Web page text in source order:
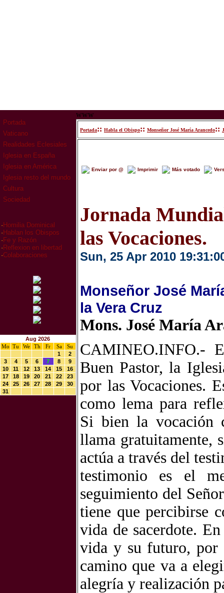
Portada
Vaticano
Realidades Eclesiales
Iglesia en España
Iglesia en América
Iglesia resto del mundo
Cultura
Sociedad
· Homilia Dominical
· Hablan los Obispos
· Fe y Razón
· Reflexion en libertad
·Colaboraciones
Aug 2026
Mo
Tu We Th Fr Sa
Su
1
2
3
4 5 6 7 8
9
10
11 12 13 14 15
16
17
18 19 20 21 22
23
24
25 26 27 28 29
30
31
www
Portada:: Habla el Obispo:: Monseñor José María Arancedo::
Enviar por @ Imprimir Más votado
Jornada
las Vocaciones.
Sun, 25 Apr 2010
Monseñor José
la Vera Cruz
Mons. José María
CAMINEO.INFO.-
Buen Pastor, la
por las Vocaciones.
como lema para
Si bien la vocación
llama gratuitamente,
actúa a través del
testimonio es el
seguimiento del
tiene que percibirse
vida de sacerdote.
vida y su futuro, por
camino que va a
alegría y realización